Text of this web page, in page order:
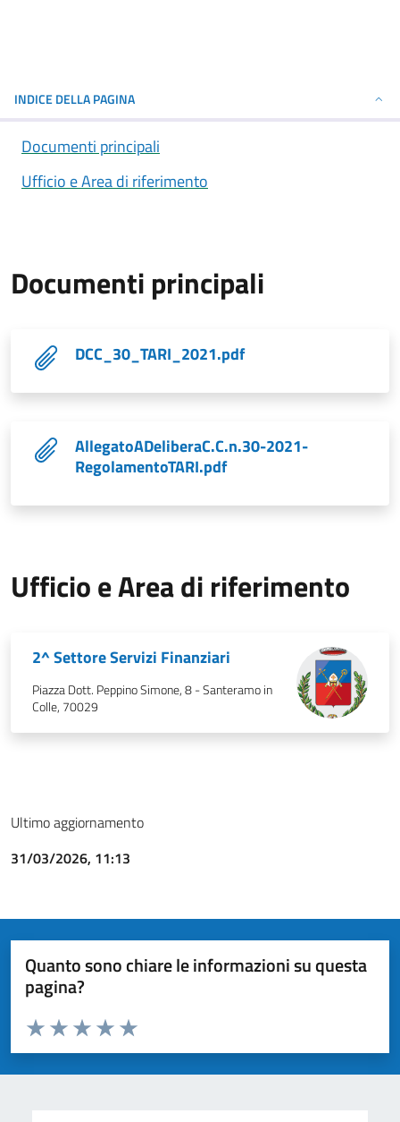
INDICE DELLA PAGINA
Documenti principali
Ufficio e Area di riferimento
Documenti principali
DCC_30_TARI_2021.pdf
AllegatoADeliberaC.C.n.30-2021-
RegolamentoTARI.pdf
Ufficio e Area di riferimento
2^ Settore Servizi Finanziari
Piazza Dott. Peppino Simone, 8 - Santeramo in
Colle, 70029
Ultimo aggiornamento
31/03/2026, 11:13
Quanto sono chiare le informazioni su questa
pagina?
Valuta da 1 a 5 stelle la pagina
Valuta 5 stelle su 5
Valuta 4 stelle su 5
Valuta 3 stelle su 5
Valuta 2 stelle su 5
Valuta 1 stelle su 5